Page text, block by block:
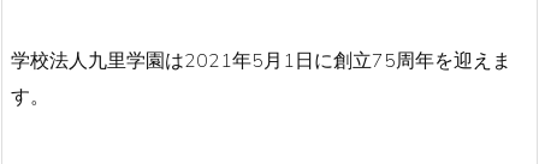
学校法人九里学園は2021年5月1日に創立75周年を迎えま
す。